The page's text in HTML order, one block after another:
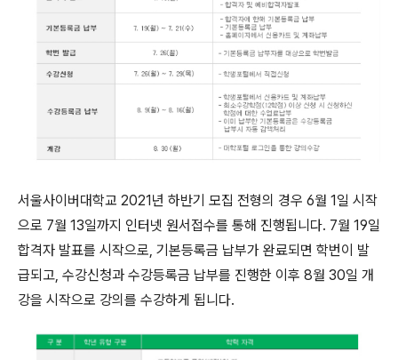
서울사이버대학교 2021년 하반기 모집 전형의 경우 6월 1일 시작
으로 7월 13일까지 인터넷 원서접수를 통해 진행됩니다. 7월 19일
합격자 발표를 시작으로, 기본등록금 납부가 완료되면 학번이 발
급되고, 수강신청과 수강등록금 납부를 진행한 이후 8월 30일 개
강을 시작으로 강의를 수강하게 됩니다.